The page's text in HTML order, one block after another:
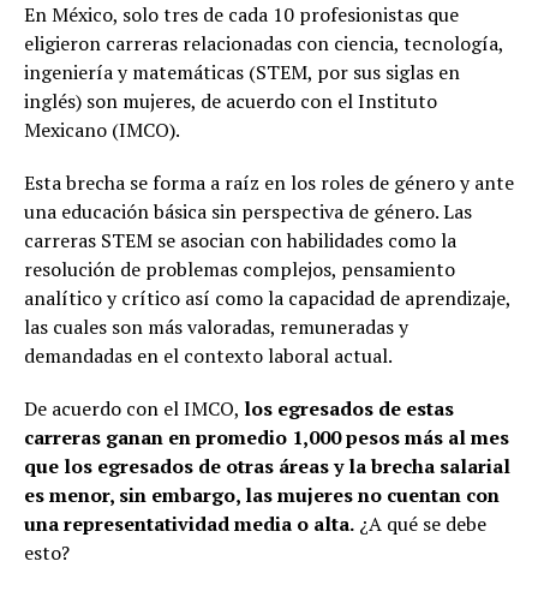
En México, solo tres de cada 10 profesionistas que
eligieron carreras relacionadas con ciencia, tecnología,
ingeniería y matemáticas (STEM, por sus siglas en
inglés) son mujeres, de acuerdo con el Instituto
Mexicano (IMCO).
Esta brecha se forma a raíz en los roles de género y ante
una educación básica sin perspectiva de género. Las
carreras STEM se asocian con habilidades como la
resolución de problemas complejos, pensamiento
analítico y crítico así como la capacidad de aprendizaje,
las cuales son más valoradas, remuneradas y
demandadas en el contexto laboral actual.
De acuerdo con el IMCO, los egresados de estas
carreras ganan en promedio 1,000 pesos más al mes
que los egresados de otras áreas y la brecha salarial
es menor, sin embargo, las mujeres no cuentan con
una representatividad media o alta. ¿A qué se debe
esto?